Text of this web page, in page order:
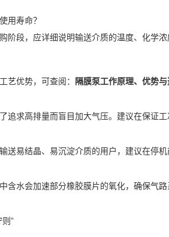
用寿命？
阶段，应详细说明输送介质的温度、化学
艺优势，可查阅： 隔膜泵工作原理、优势
追求高排量而盲目加大气压。建议在保证
送易结晶、易沉淀介质的用户，建议在停
含水会加速部分橡胶膜片的氧化，确保气路
”